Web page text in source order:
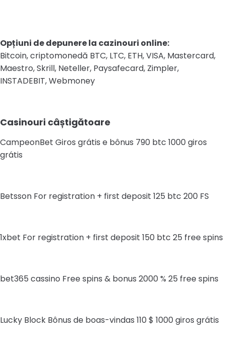
Opțiuni de depunere la cazinouri online:
Bitcoin, criptomonedă BTC, LTC, ETH, VISA, Mastercard,
Maestro, Skrill, Neteller, Paysafecard, Zimpler,
INSTADEBIT, Webmoney
Casinouri câștigătoare
CampeonBet Giros grátis e bônus 790 btc 1000 giros
grátis
Betsson For registration + first deposit 125 btc 200 FS
1xbet For registration + first deposit 150 btc 25 free spins
bet365 cassino Free spins & bonus 2000 % 25 free spins
Lucky Block Bônus de boas-vindas 110 $ 1000 giros grátis